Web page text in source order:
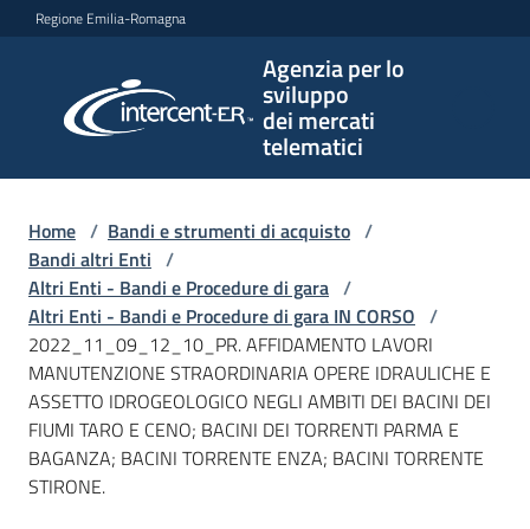
Vai al contenuto
Vai alla navigazione
Vai al footer
Regione Emilia-Romagna
Agenzia per lo
sviluppo
dei mercati
telematici
per lo
sviluppo
telematici
L'Agenzia
Bandi
e
strumenti
Home / Bandi e strumenti di acquisto /
Bandi altri Enti /
Altri Enti - Bandi e Procedure di gara /
Altri Enti - Bandi e Procedure di gara IN CORSO /
2022_11_09_12_10_PR. AFFIDAMENTO LAVORI
MANUTENZIONE STRAORDINARIA OPERE IDRAULICHE E
ASSETTO IDROGEOLOGICO NEGLI AMBITI DEI BACINI DEI
FIUMI TARO E CENO; BACINI DEI TORRENTI PARMA E
BAGANZA; BACINI TORRENTE ENZA; BACINI TORRENTE
STIRONE.